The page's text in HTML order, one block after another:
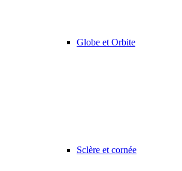
Globe et Orbite
Sclère et cornée